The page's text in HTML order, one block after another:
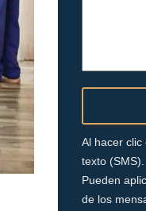
Al hacer clic
texto (SMS).
Pueden
de los